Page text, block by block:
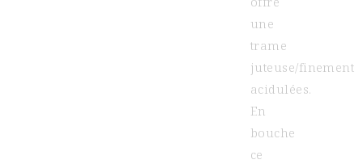
une
trame
juteuse/finement
acidulées.
En
bouche
ce